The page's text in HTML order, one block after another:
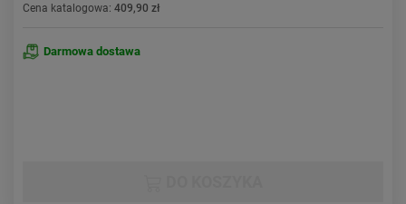
Cena katalogowa: 409,90 zł
Darmowa dostawa